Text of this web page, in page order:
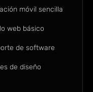
móvil sencilla
web básico
de software
de diseño